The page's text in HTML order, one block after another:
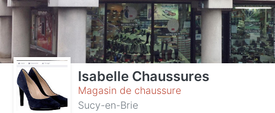
Isabelle Chaussures
Magasin de chaussure
Sucy-en-Brie